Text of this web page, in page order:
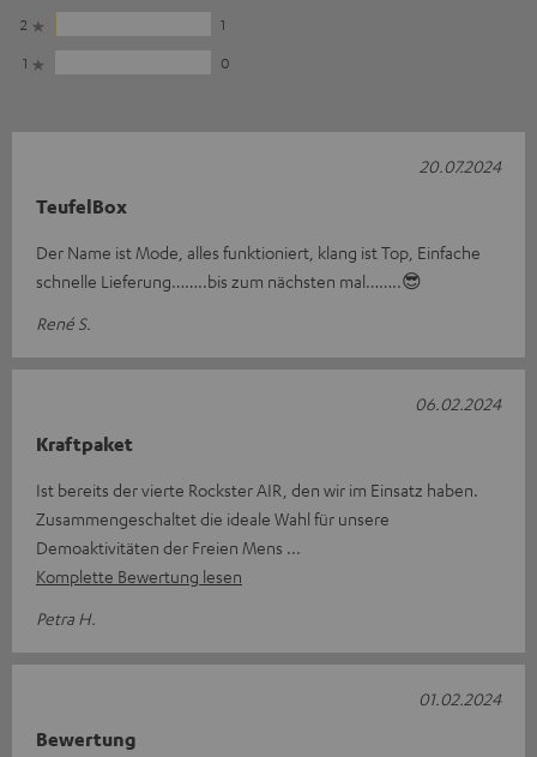
2
1
1
0
TeufelBox
Der Name ist Mode, alles funktioniert, klang ist Top, Einfache
schnelle Lieferung……..bis zum nächsten mal……..😎
René S.
20.07.2024
Kraftpaket
Ist bereits der vierte Rockster AIR, den wir im Einsatz haben.
Zusammengeschaltet die ideale Wahl für unsere
Demoaktivitäten der Freien Mens
Komplette Bewertung lesen
Petra H.
06.02.2024
Bewertung
01.02.2024